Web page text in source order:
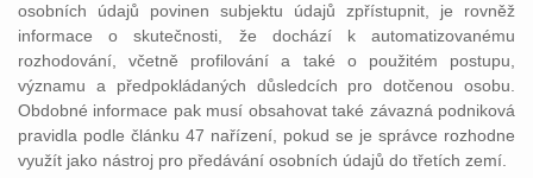
osobních údajů povinen subjektu údajů zpřístupnit, je rovněž
informace o skutečnosti, že dochází k automatizovanému
rozhodování, včetně profilování a také o použitém postupu,
významu a předpokládaných důsledcích pro dotčenou osobu.
Obdobné informace pak musí obsahovat také závazná podniková
pravidla podle článku 47 nařízení, pokud se je správce rozhodne
využít jako nástroj pro předávání osobních údajů do třetích zemí.